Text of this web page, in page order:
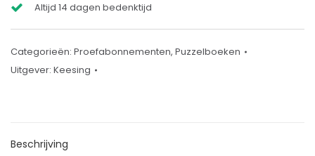
Altijd 14 dagen bedenktijd
Categorieën: Proefabonnementen, Puzzelboeken
Uitgever: Keesing
Beschrijving